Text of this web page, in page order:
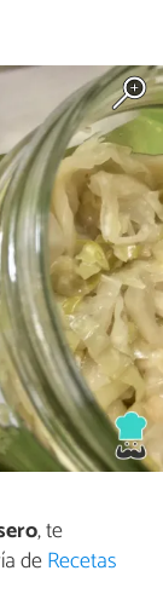
, te
deRecetas